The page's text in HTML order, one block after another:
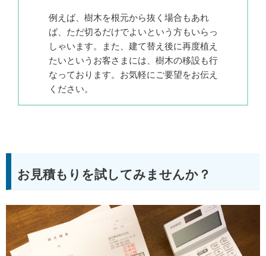
例えば、樹木を根元から抜く場合もあれ
ば、ただ切るだけでよいという方もいらっ
しゃいます。また、建て替え後に再度植え
たいというお客さまには、樹木の移設も行
なっております。お気軽にご要望をお伝え
ください。
お見積もりを試してみませんか？